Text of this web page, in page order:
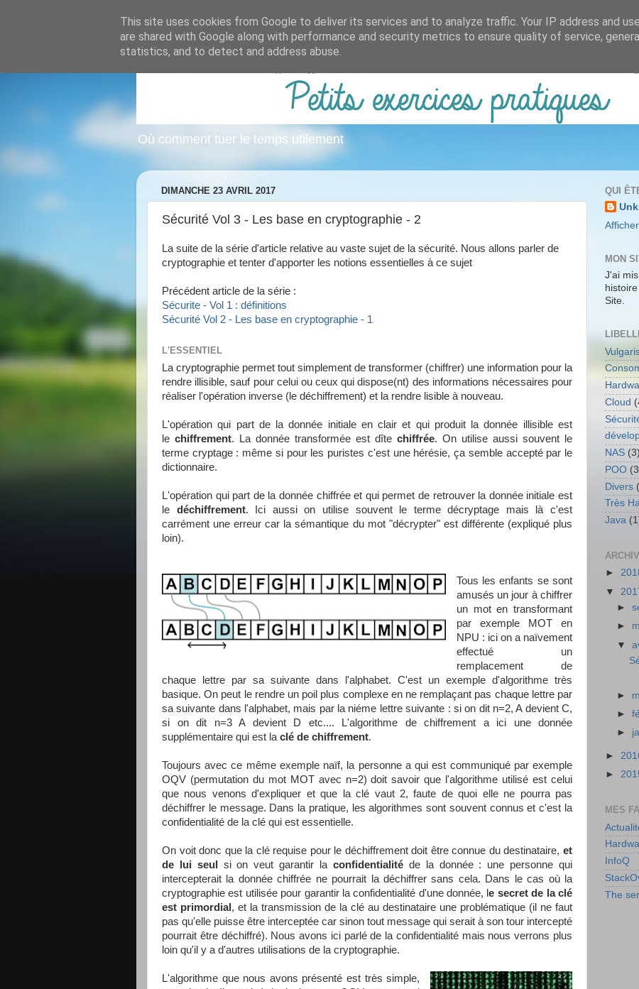
Où comment tuer le temps utilement
DIMANCHE 23 AVRIL 2017
Sécurité Vol 3 - Les base en cryptographie - 2
La suite de la série d'article relative au vaste sujet de la sécurité. Nous allons parler de
cryptographie et tenter d'apporter les notions essentielles à ce sujet
Précédent article de la série :
Sécurite - Vol 1 : définitions
Sécurité Vol 2 - Les base en cryptographie - 1
L'ESSENTIEL
La cryptographie permet tout simplement de transformer (chiffrer) une information pour la
rendre illisible, sauf pour celui ou ceux qui dispose(nt) des informations nécessaires pour
réaliser l'opération inverse (le déchiffrement) et la rendre lisible à nouveau.
L'opération qui part de la donnée initiale en clair et qui produit la donnée illisible est
le chiffrement. La donnée transformée est dîte chiffrée. On utilise aussi souvent le
terme cryptage : même si pour les puristes c'est une hérésie, ça semble accepté par le
dictionnaire.
L'opération qui part de la donnée chiffrée et qui permet de retrouver la donnée initiale est
le déchiffrement. Ici aussi on utilise souvent le terme décryptage mais là c'est
carrément une erreur car la sémantique du mot "décrypter" est différente (expliqué plus
loin).
Tous les enfants se sont
amusés un jour à chiffrer
un mot en transformant
par exemple MOT en
NPU : ici on a naïvement
effectué un
remplacement de
chaque lettre par sa suivante dans l'alphabet. C'est un exemple d'algorithme très
basique. On peut le rendre un poil plus complexe en ne remplaçant pas chaque lettre par
sa suivante dans l'alphabet, mais par la niéme lettre suivante : si on dit n=2, A devient C,
si on dit n=3 A devient D etc.... L'algorithme de chiffrement a ici une donnée
supplémentaire qui est la clé de chiffrement.
Toujours avec ce même exemple naïf, la personne a qui est communiqué par exemple
OQV (permutation du mot MOT avec n=2) doit savoir que l'algorithme utilisé est celui
que nous venons d'expliquer et que la clé vaut 2, faute de quoi elle ne pourra pas
déchiffrer le message. Dans la pratique, les algorithmes sont souvent connus et c'est la
confidentialité de la clé qui est essentielle.
On voit donc que la clé requise pour le déchiffrement doit être connue du destinataire, et
de lui seul
si on veut garantir la confidentialitéde la donnée : une personne qui
intercepterait la donnée chiffrée ne pourrait la déchiffrer sans cela. Dans le cas où la
cryptographie est utilisée pour garantir la confidentialité d'une donnée, le secret de la clé
est primordial , et la transmission de la clé au destinataire une problématique (il ne faut
pas qu'elle puisse être interceptée car sinon tout message qui serait à son tour intercepté
pourrait être déchiffré). Nous avons ici parlé de la confidentialité mais nous verrons plus
loin qu'il y a d'autres utilisations de la cryptographie.
L'algorithme que nous avons présenté est très simple,
QUI
MON
J'ai
Site.
Cloud
NAS (3)
POO
Divers
Très
Java
►
▼
►
►
▼
►
►
►
►
►
MES
InfoQ
The
This site uses cookies from Google to deliver its services and to analyze traffic. Your IP address and
are shared with Google along with performance and security metrics to ensure quality of service,
statistics, and to detect and address abuse.